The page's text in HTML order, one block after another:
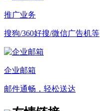
推广业务
搜狗/360好搜/微信广告机等
企业邮箱
邮件通畅，轻松送达